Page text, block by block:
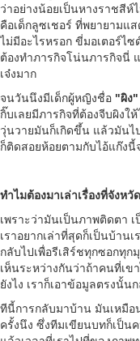
ว่าอย่างน้อยเป็นหางราชสี
คือเด็กลูซเชอร์ ที่พยายามแ
ไม่มีอะไรหรอก ขี่มอเตอร์ไ
ต้องทำภารกิจโน่นภารกิจนี่
เจ๋งมาก
จนวันนึงมีเด็กผู้หญิงชื่อ "ผิง
กิ๊บเลยมีภารกิจที่ต้องจีบผิงใ
วุ่นวายมันก็เกิดขึ้น แล้วมันไ
ก็ติดสอยห้อยตามกับไอ้แก๊งนี้
ทำไมต้องมาเล่าเรื่องที่จังหวั
เพราะว่ามันเป็นภาพติดตา
เราอยากเล่าที่สุดก็เป็นบ้าน
กลับไปเพื่อรีเสิร์ชทุกซอกทุก
เห็นระหว่างกันว่าถ้าคนที่เข
ยังไง เราก็เอาข้อมูลตรงนั้น
ทีนี้การกลับมาบ้าน มันเหมือ
ครั้งนึง ซึ่งทีมเขียนบทก็เป็น